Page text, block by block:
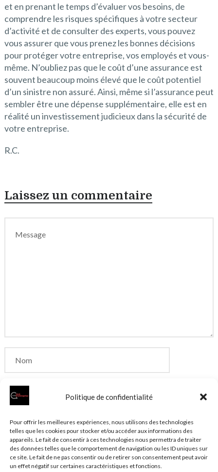
Politique de confidentialité
Pour offrir les meilleures expériences, nous utilisons des technologies
telles que les cookies pour stocker et/ou accéder aux informations des
appareils. Le fait de consentir à ces technologies nous permettra de traiter
des données telles que le comportement de navigation ou les ID uniques sur
ce site. Le fait de ne pas consentir ou de retirer son consentement peut avoir
un effet négatif sur certaines caractéristiques et fonctions.
et en prenant le temps d’évaluer vos besoins, de
comprendre les risques spécifiques à votre secteur
d’activité et de consulter des experts, vous pouvez
vous assurer que vous prenez les bonnes décisions
pour protéger votre entreprise, vos employés et vous-
même. N’oubliez pas que le coût d’une assurance est
souvent beaucoup moins élevé que le coût potentiel
d’un sinistre non assuré. Ainsi, même si l’assurance peut
sembler être une dépense supplémentaire, elle est en
réalité un investissement judicieux dans la sécurité de
votre entreprise.
R.C.
Laissez un commentaire
Enregistrer mon nom, mon e-mail et mon site dans
le navigateur pour mon prochain commentaire.